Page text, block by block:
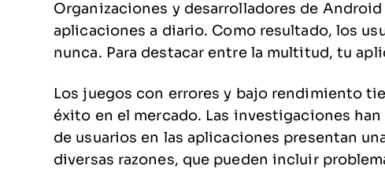
Organizaciones y desarrolladores de
aplicaciones a diario. Como resultado, los
nunca. Para destacar entre la multitud, tu
Los juegos con errores y bajo rendimiento
éxito en el mercado. Las investigaciones
de usuarios en las aplicaciones presentan
diversas razones, que pueden incluir